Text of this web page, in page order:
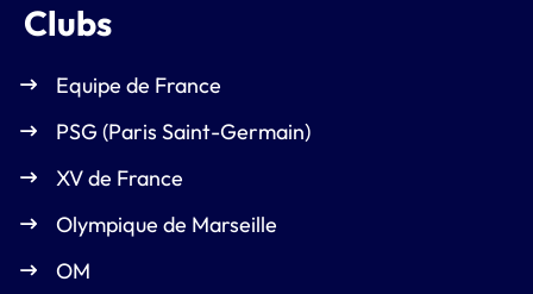
Clubs
Equipe de France
PSG (Paris Saint-Germain)
XV de France
Olympique de Marseille
OM